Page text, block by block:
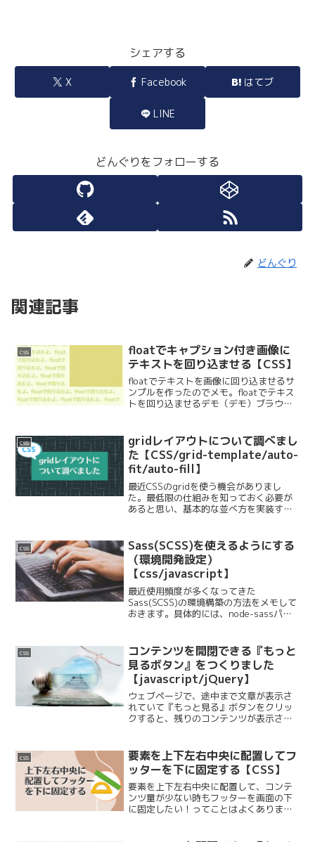
シェアする
X Facebook はてブ
LINE
どんぐりをフォローする
どんぐり
関連記事
css
floatでキャプション付き画像に
テキストを回り込ませる【CSS】
floatでテキストを画像に回り込ませるサ
ンプルを作ったのでメモ。floatでテキス
トを回り込ませるデモ（デモ）ブラウザ
ドが使えます。PC版SP版実際の動作はこ
ちら...
css
gridレイアウトについて調べまし
た【CSS/grid-template/auto-
fit/auto-fill】
最近CSSのgridを使う機会がありまし
た。最低限の仕組みを知っておく必要が
あると思い、基本的な並べ方を実装する
displayプロパティの値になります。
displ...
css
Sass(SCSS)を使えるようにする
（環境開発設定）
【css/javascript】
最近使用頻度が多くなってきた
Sass(SCSS)の環境構築の方法をメモして
おきます。具体的には、node-sassパッ
調べながら手順をメモしていきます！ち
なみに使用し...
css
コンテンツを開閉できる『もっと
見るボタン』をつくりました
【javascript/jQuery】
ウェブページで、途中まで文章が表示さ
れていて『もっと見る』ボタンをクリッ
クすると、残りのコンテンツが表示され
javascriptで実装したのでメモ。2024年
1月1日追記...
css
要素を上下左右中央に配置してフ
ッターを下に固定する【CSS】
要素を上下左右中央に配置して、コンテ
ンツ量が少ない時もフッターを画面の下
に固定したい！ってことはよくありま